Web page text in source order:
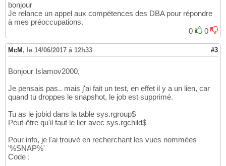
bonjour
Je relance un appel aux compétences des DBA pour répondre
à mes préoccupations.
0
0
McM , le 14/06/2017 à 12h33 #3
Bonjour Islamov2000,
Je pensais pas.. mais j'ai fait un test, en effet il y a un lien, car
quand tu droppes le snapshot, le job est supprimé.
Tu as le jobid dans la table sys.rgroup$
Peut-être qu'il faut le lier avec sys.rgchild$
Pour info, je l'ai trouvé en recherchant les vues nommées
'%SNAP%'
Code :